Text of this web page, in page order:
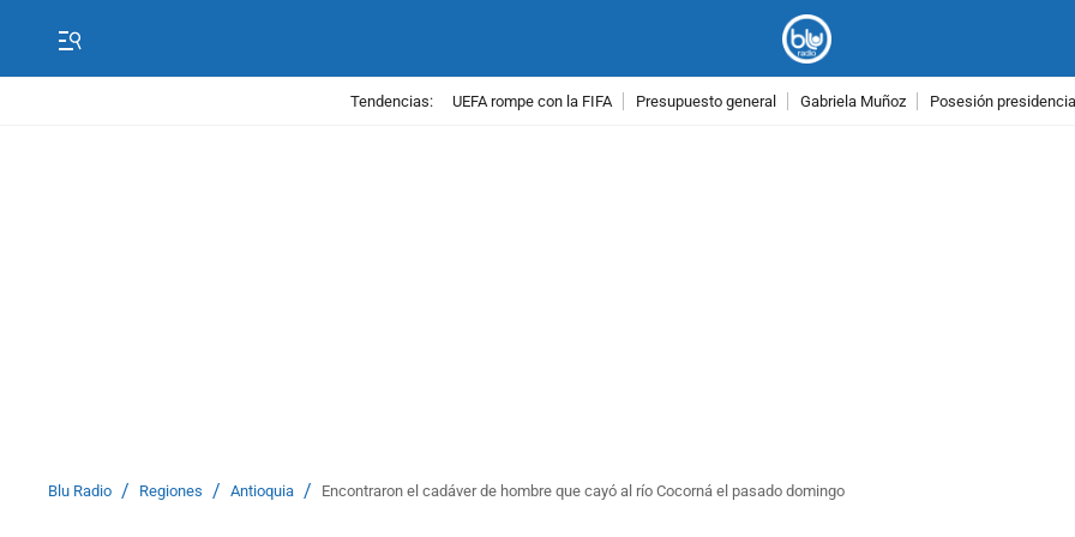
Tendencias: UEFA rompe con la FIFA Presupuesto general Gabriela Muñoz Posesión
Blu Radio / Regiones / Antioquia / Encontraron el cadáver de hombre que cayó al río Cocorná el pasado domingo